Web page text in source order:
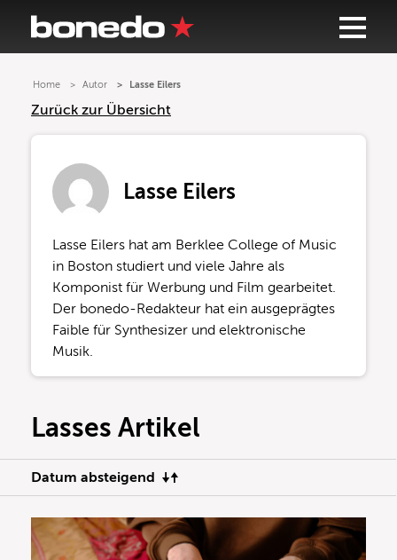
Home Autor Lasse Eilers
Zurück zur Übersicht
Lasse Eilers
Lasse Eilers hat am Berklee College of Music
in Boston studiert und viele Jahre als
Komponist für Werbung und Film gearbeitet.
Der bonedo-Redakteur hat ein ausgeprägtes
Faible für Synthesizer und elektronische
Musik.
Lasses Artikel
Datum absteigend